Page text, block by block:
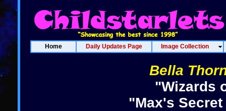
Home Daily Updates Page Image Collection
Bella
"Wizards
"Max's